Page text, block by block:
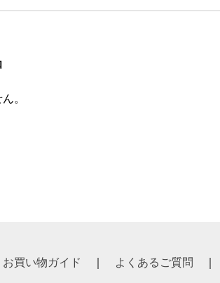
。
お買い物ガイド よくあるご質問